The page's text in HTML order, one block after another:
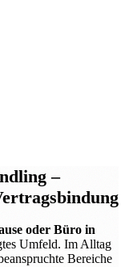
–
oder Büro in
Umfeld. Im Alltag
Bereiche